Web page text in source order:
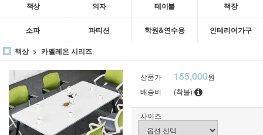
책상 의자 테이블 책장
소파 파티션 학원&연수용
인테리어가구
책상
카멜레온 시리즈
상품가 155,000원
배송비
(착불)
사이즈